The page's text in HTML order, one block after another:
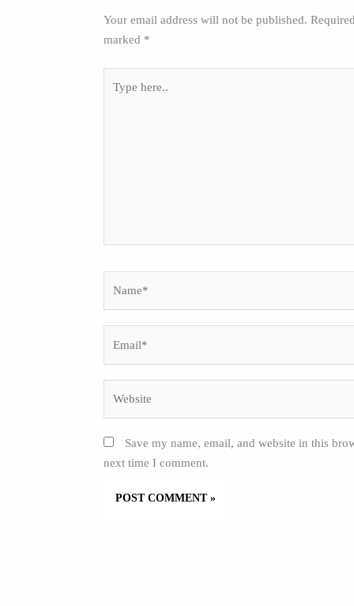
Your email address will not be published.
marked *
here..
Save my name, email, and website in this
next time I comment.